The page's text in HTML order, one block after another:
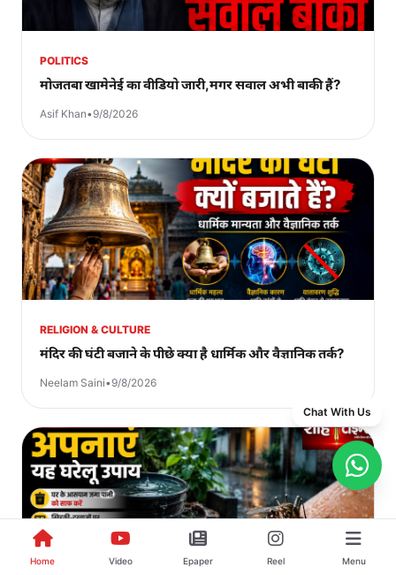
POLITICS
मोजतबा खामेनेई का वीडियो जारी,मगर सवाल अभी बाकी हैं?
Asif Khan•9/8/2026
RELIGION & CULTURE
मंदिर की घंटी बजाने के पीछे क्या है धार्मिक और वैज्ञानिक तर्क?
Neelam Saini•9/8/2026
Home Video Epaper Reel Menu
Chat With Us